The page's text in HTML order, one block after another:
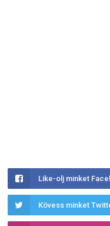
Like-olj minket
Kövess minket